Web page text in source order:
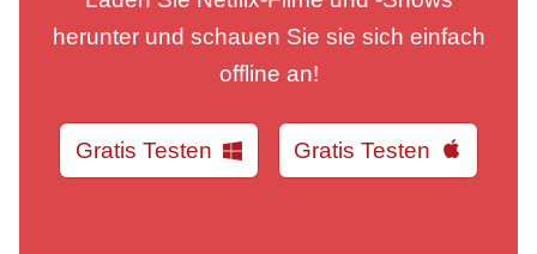
herunter und schauen Sie sie sich einfach
offline an!
Gratis Testen Gratis Testen